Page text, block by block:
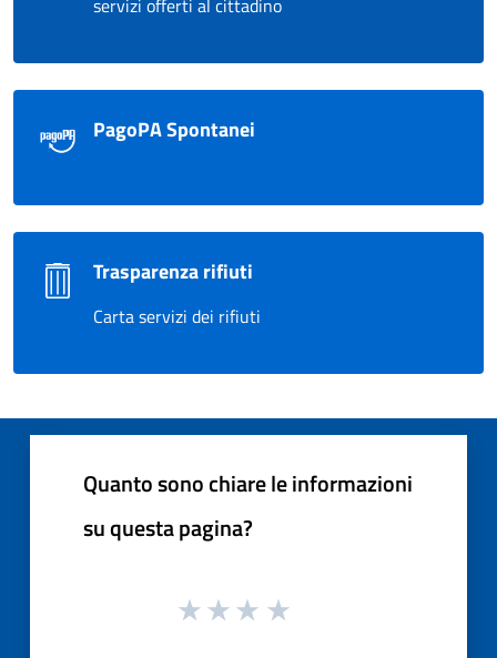
PagoPA Spontanei
Trasparenza rifiuti
Carta servizi dei rifiuti
Quanto sono chiare le informazioni
su questa pagina?